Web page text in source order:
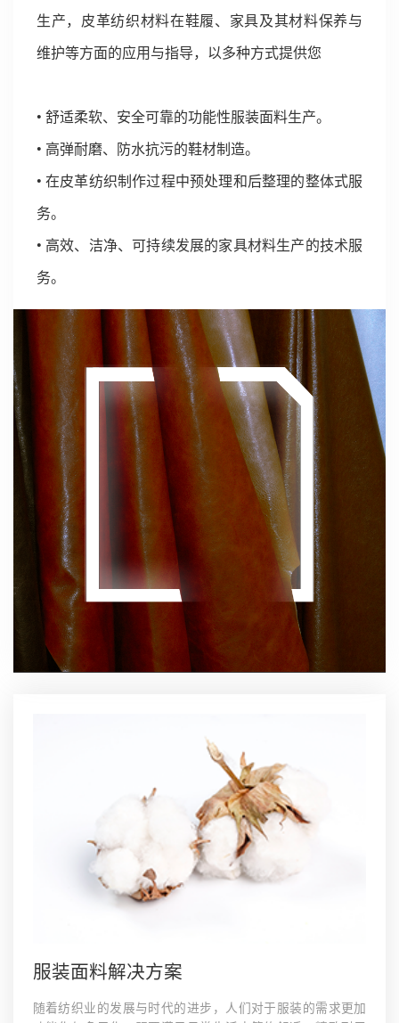
生产，皮革纺织材料在鞋履、家具及其材料保养与
维护等方面的应用与指导，以多种方式提供您
• 舒适柔软、安全可靠的功能性服装面料生产。
• 高弹耐磨、防水抗污的鞋材制造。
• 在皮革纺织制作过程中预处理和后整理的整体式服
务。
• 高效、洁净、可持续发展的家具材料生产的技术服
务。
服装面料解决方案
随着纺织业的发展与时代的进步，人们对于服装的需求更加